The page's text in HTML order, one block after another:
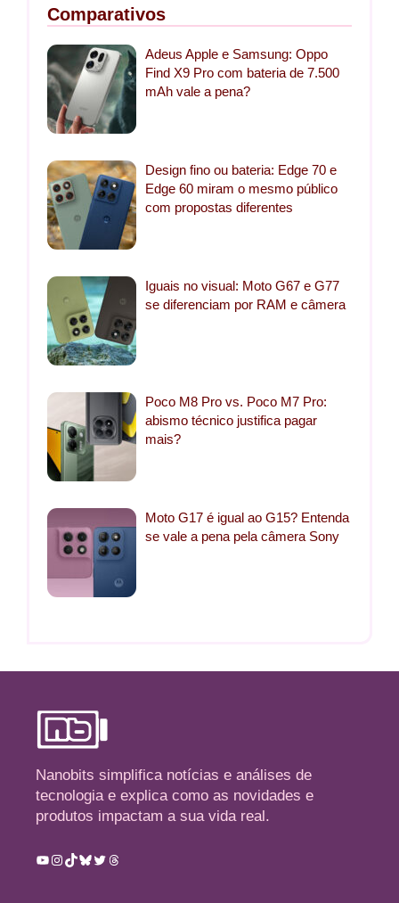
Comparativos
Adeus Apple e Samsung: Oppo
Find X9 Pro com bateria de 7.500
mAh vale a pena?
Design fino ou bateria: Edge 70 e
Edge 60 miram o mesmo público
com propostas diferentes
Iguais no visual: Moto G67 e G77
se diferenciam por RAM e câmera
Poco M8 Pro vs. Poco M7 Pro:
abismo técnico justifica pagar
mais?
Moto G17 é igual ao G15? Entenda
se vale a pena pela câmera Sony
Nanobits simplifica notícias e análises de
tecnologia e explica como as novidades e
produtos impactam a sua vida real.
Youtube
Instagram
TikTok
Bluesky
TwitterThreads